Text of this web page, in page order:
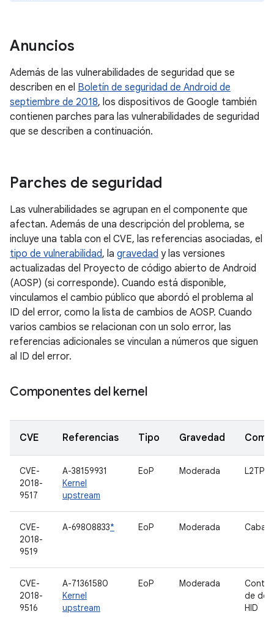
Anuncios
Además de las vulnerabilidades de seguridad que se
describen en el Boletín de seguridad de Android de
septiembre de 2018, los dispositivos de Google también
contienen parches para las vulnerabilidades de seguridad
que se describen a continuación.
Parches de seguridad
Las vulnerabilidades se agrupan en el componente que
afectan. Además de una descripción del problema, se
incluye una tabla con el CVE, las referencias asociadas, el
tipo de vulnerabilidad, la gravedad y las versiones
actualizadas del Proyecto de código abierto de Android
(AOSP) (si corresponde). Cuando está disponible,
vinculamos el cambio público que abordó el problema al
ID del error, como la lista de cambios de AOSP. Cuando
varios cambios se relacionan con un solo error, las
referencias adicionales se vinculan a números que siguen
al ID del error.
Componentes del kernel
CVE Referencias Tipo Gravedad
CVE-
2018-
9517
A-38159931
Kernel
upstream
EoP Moderada L2TP
CVE-
2018-
9519
A-69808833* EoP Moderada
CVE-
2018-
9516
A-71361580
Kernel
upstream
EoP Moderada
de
HID